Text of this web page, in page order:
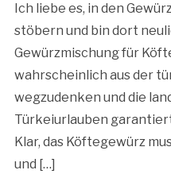
Ich liebe es, in den
stöbern und bin dort
Gewürzmischung für
wahrscheinlich aus der
wegzudenken und die
Türkeiurlauben
Klar, das Köftegewürz
und […]